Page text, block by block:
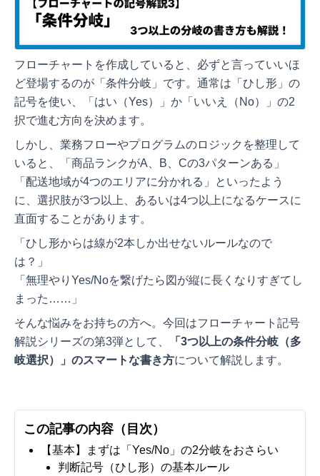
フローチャートを作成していると、必ずと言っていいほ
ど登場するのが「条件分岐」です。通常は「ひし形」の
記号を使い、「はい（Yes）」か「いいえ（No）」の2
択で進む方向を決めます。
しかし、業務フローやプログラムのロジックを整理して
いると、「商品ランクがA、B、Cの3パターンある」
「配送地域が4つのエリアに分かれる」といったよう
に、選択肢が3つ以上、あるいは4つ以上になるケースに
直面することがあります。
「ひし形からは線が2本しか出せないルールなので
は？」
「無理やりYes/Noを繋げたら図が縦に長くなりすぎてし
まった……」
そんな悩みをお持ちの方へ。今回はフローチャート記号
解説シリーズの第3弾として、
「3つ以上の条件分岐（多
岐選択）」のスマートな書き方について解説します。
この記事の内容（目次）
【基本】まずは「Yes/No」の2分岐をおさらい
判断記号（ひし形）の基本ルール